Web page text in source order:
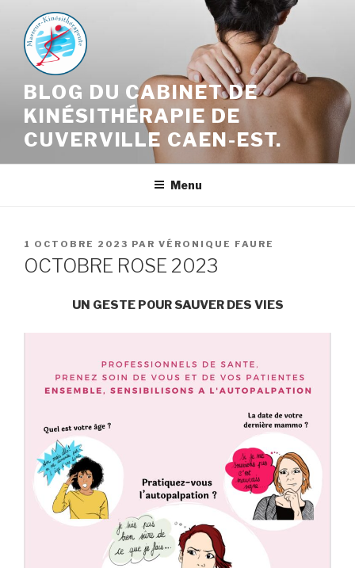
contenu
principal
BLOG DU CABINET DE
KINÉSITHÉRAPIE DE
CUVERVILLE CAEN-EST.
Menu
PUBLIÉ
LE
1 OCTOBRE 2023 PAR VÉRONIQUE FAURE
OCTOBRE ROSE 2023
UN GESTE POUR SAUVER DES VIES